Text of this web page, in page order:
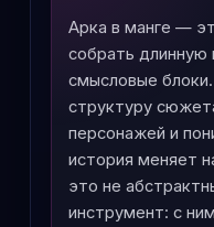
Арка в манге —
собрать длинную
смысловые
структуру
персонажей и
история меняет
это не
инструмент: с